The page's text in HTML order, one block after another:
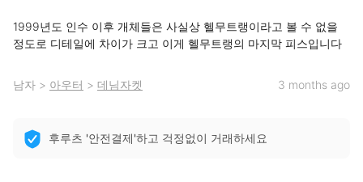
1999년도 인수 이후 개체들은 사실상 헬무트랭이라고 볼 수 없을
정도로 디테일에 차이가 크고 이게 헬무트랭의 마지막 피스입니다
남자 > 아우터 > 데님자켓 3 months ago
후루츠 '안전결제'하고 걱정없이 거래하세요